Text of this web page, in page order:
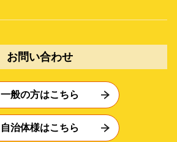
お問い合わせ
一般の方はこちら
自治体様はこちら